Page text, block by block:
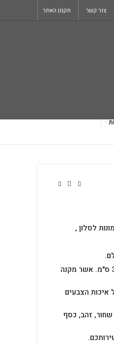
צור קשר תקנון האתר
לסלון ,
תמונת הקנבס הינה בד מתוח על מסגרת עץ פנימית בעובי 3.5 ס"מ. אשר מקנה
איכות הצבעים
שחור, זהב, כסף